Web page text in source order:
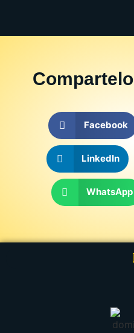
Compartelo
Facebook
LinkedIn
WhatsApp